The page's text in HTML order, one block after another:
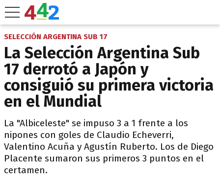
SELECCIÓN ARGENTINA SUB 17
La Selección Argentina Sub
17 derrotó a Japón y
consiguió su primera victoria
en el Mundial
La "Albiceleste" se impuso 3 a 1 frente a los
nipones con goles de Claudio Echeverri,
Valentino Acuña y Agustín Ruberto. Los de Diego
Placente sumaron sus primeros 3 puntos en el
certamen.